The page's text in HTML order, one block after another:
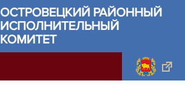
ОСТРОВЕЦКИЙ РАЙОННЫЙ
ИСПОЛНИТЕЛЬНЫЙ
КОМИТЕТ